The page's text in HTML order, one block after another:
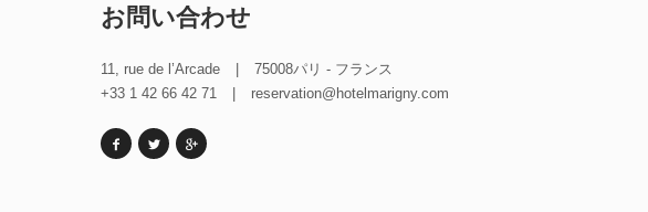
お問い合わせ
11, rue de l’Arcade
75008パリ - フランス
+33 1 42 66 42 71
reservation@hotelmarigny.com